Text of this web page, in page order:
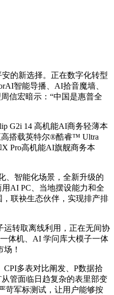
的新选择。正在数字化转型
智能导播、AI拾音魔墙、
信宏暗示：“中国是惠普全
G2i 14 高机能AI商务轻薄本
搭载英特尔®酷睿™ Ultra
Pro高机能AI旗舰商务本
、智能化场景，全新升级的
AI PC、当地摆设能力和全
联袂生态伙伴，实现排产排
转取离线利用，正在无间协
体机、AI 学问库大模子一体
！
多表对比阐发、P数据拾
管面临日趋复杂的表里部变
苛军标测试，让用户能够按